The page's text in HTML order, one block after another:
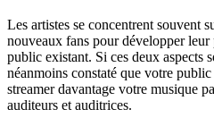
Les artistes se concentrent souvent
nouveaux fans pour développer
public existant. Si ces deux aspects
néanmoins constaté que votre
streamer davantage votre musique
auditeurs et auditrices.